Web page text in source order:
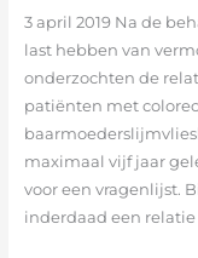
3 april 2019 Na de
last hebben van
onderzochten de
patiënten met
maximaal vijf jaar
voor een vragenlijst.
inderdaad een relatie
hangt
samen
met
sterfte